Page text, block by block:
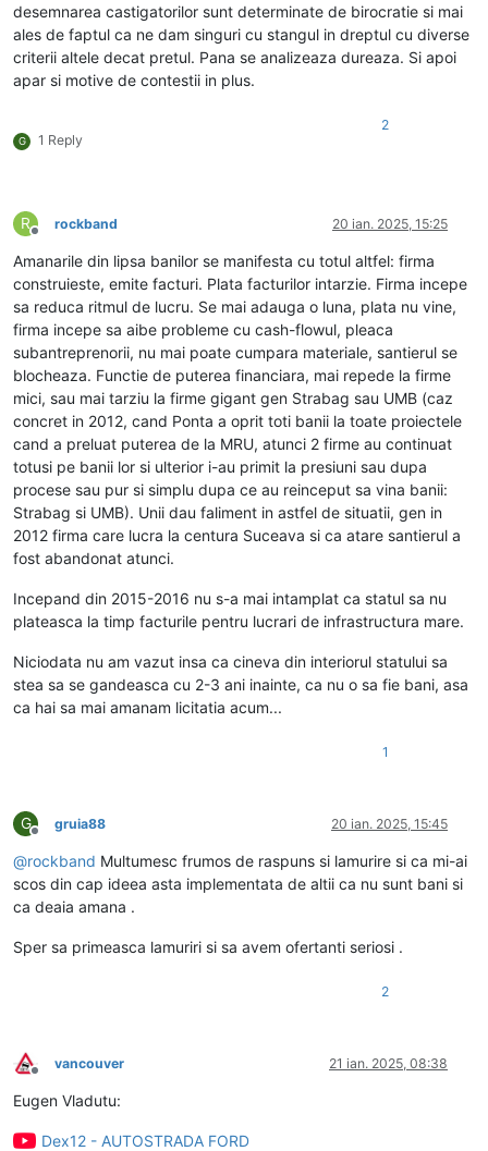
desemnarea castigatorilor sunt determinate de birocratie si mai
ales de faptul ca ne dam singuri cu stangul in dreptul cu diverse
criterii altele decat pretul. Pana se analizeaza dureaza. Si apoi
apar si motive de contestii in plus.
G 1 Reply
2
R
Deconectat
rockband 20 ian. 2025, 15:25
Amanarile din lipsa banilor se manifesta cu totul altfel: firma
construieste, emite facturi. Plata facturilor intarzie. Firma incepe
sa reduca ritmul de lucru. Se mai adauga o luna, plata nu vine,
firma incepe sa aibe probleme cu cash-flowul, pleaca
subantreprenorii, nu mai poate cumpara materiale, santierul se
blocheaza. Functie de puterea financiara, mai repede la firme
mici, sau mai tarziu la firme gigant gen Strabag sau UMB (caz
concret in 2012, cand Ponta a oprit toti banii la toate proiectele
cand a preluat puterea de la MRU, atunci 2 firme au continuat
totusi pe banii lor si ulterior i-au primit la presiuni sau dupa
procese sau pur si simplu dupa ce au reinceput sa vina banii:
Strabag si UMB). Unii dau faliment in astfel de situatii, gen in
2012 firma care lucra la centura Suceava si ca atare santierul a
fost abandonat atunci.
Incepand din 2015-2016 nu s-a mai intamplat ca statul sa nu
plateasca la timp facturile pentru lucrari de infrastructura mare.
Niciodata nu am vazut insa ca cineva din interiorul statului sa
stea sa se gandeasca cu 2-3 ani inainte, ca nu o sa fie bani, asa
ca hai sa mai amanam licitatia acum...
1
G
Deconectat
gruia88 20 ian. 2025, 15:45
@rockband Multumesc frumos de raspuns si lamurire si ca mi-ai
scos din cap ideea asta implementata de altii ca nu sunt bani si
ca deaia amana .
Sper sa primeasca lamuriri si sa avem ofertanti seriosi .
2
Deconectat
vancouver 21 ian. 2025, 08:38
Eugen Vladutu:
Dex12 - AUTOSTRADA FORD